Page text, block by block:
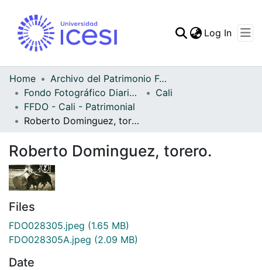
Statistics
Log In
Home
Archivo del Patrimonio Fotográfico y Fílmico del Valle del Cauca
Fondo Fotográfico Diario Occidente
Cali
FFDO - Cali - Patrimonial
Roberto Dominguez, torero.
Roberto Dominguez, torero.
Files
FDO028305.jpeg (1.65 MB)
FDO028305A.jpeg (2.09 MB)
Date